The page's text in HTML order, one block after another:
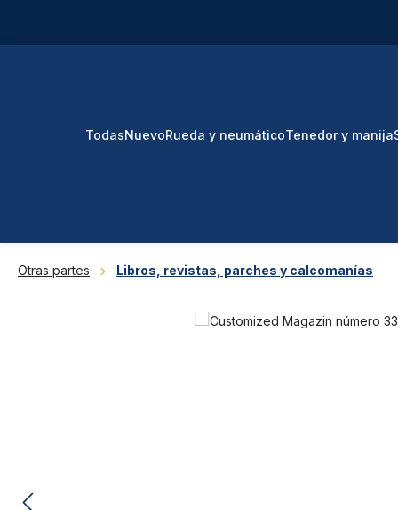
TodasNuevoRueda y neumáticoTenedor y manija
Otras partes Libros, revistas, parches y calcomanías